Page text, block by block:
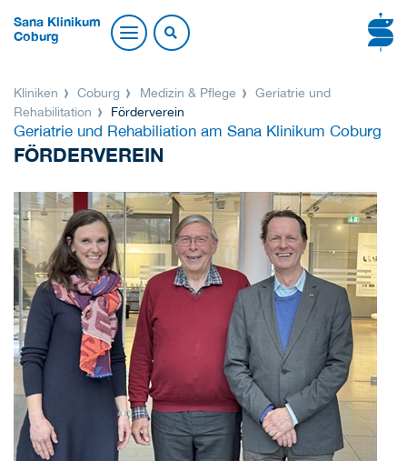
Sana Klinikum
Coburg
Kliniken Coburg Medizin & Pflege
Geriatrie und
Rehabilitation
Förderverein
Geriatrie und Rehabiliation am Sana Klinikum Coburg
FÖRDERVEREIN